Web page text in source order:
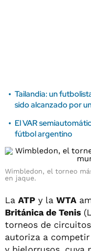
Tailandia: un
sido alcanzado por
El VAR
fútbol argentino
Wimbledon, el torneo
en jaque.
La ATP y la WTA
Británica de Tenis
torneos de
autoriza a